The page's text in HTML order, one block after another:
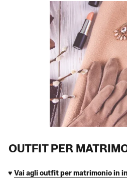
OUTFIT PER
♥ Vai agli outfit per matrimonio in